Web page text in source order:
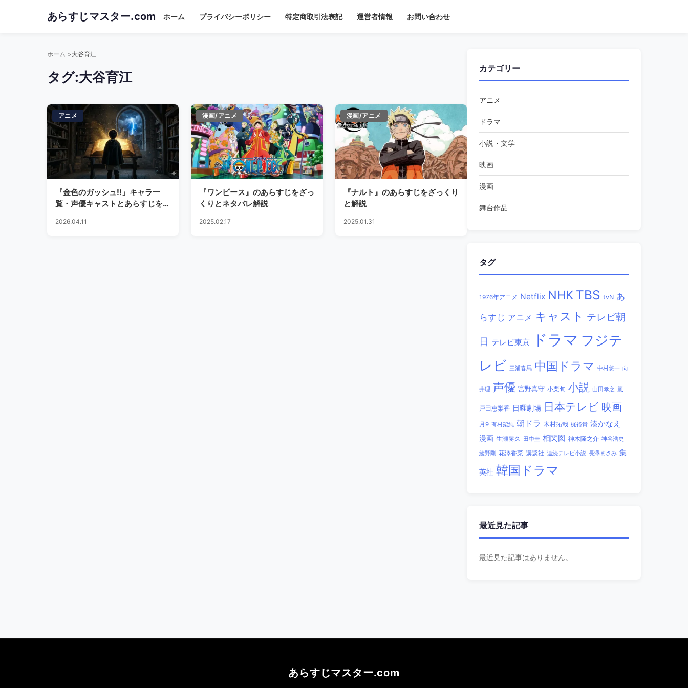
main
あらすじマスター.com ホーム プライバシーポリシー 特定商取引法表記 運営者情報 お問い合わせ
ホーム 大谷育江
タグ:大谷育江
アニメ
『金色のガッシュ!!』キャラ一
覧・声優キャストとあらすじを徹
2026.04.11
漫画/アニメ
『ワンピース』のあらすじをざっ
くりとネタバレ解説
2025.02.17
漫画/アニメ
『ナルト』のあらすじをざっくり
と解説
2025.01.31
カテゴリー
アニメ
ドラマ
小説・文学
映画
漫画
舞台作品
タグ
1976年アニメ Netflix NHK TBS tvN あ
らすじ アニメ キャスト テレビ朝
日 テレビ東京 ドラマ フジテ
レビ 三浦春馬 中国ドラマ 中村悠一 向
井理 声優 宮野真守 小栗旬 小説 山田孝之 嵐
戸田恵梨香 日曜劇場 日本テレビ 映画
月9 有村架純 朝ドラ 木村拓哉 梶裕貴 湊かなえ
漫画 生瀬勝久 田中圭 相関図 神木隆之介 神谷浩史
綾野剛 花澤香菜 講談社 連続テレビ小説 長澤まさみ 集
英社 韓国ドラマ
最近見た記事
最近見た記事はありません。
あらすじマスター.com